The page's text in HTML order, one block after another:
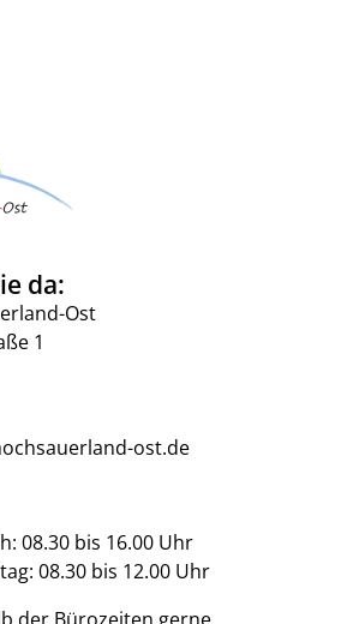
da:
Ost
1
ost.de
08.30 bis 16.00 Uhr
08.30 bis 12.00 Uhr